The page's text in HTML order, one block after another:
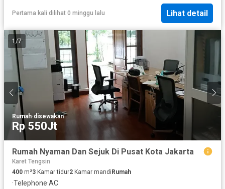
Pertama kali dilihat 0 minggu lalu Lihat detail
1/7
Rumah·disewakan
Rp 550Jt
Rumah Nyaman Dan Sejuk Di Pusat Kota Jakarta
Karet Tengsin
400 m²3 Kamar tidur2 Kamar mandiRumah
·Telephone·AC